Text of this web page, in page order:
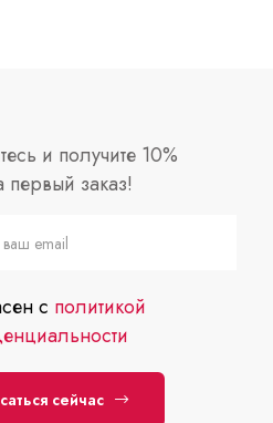
и получите 10%
первый заказ!
с политикой
сейчас